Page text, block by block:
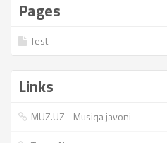
Pages
Test
Links
MUZ.UZ - Musiqa javoni